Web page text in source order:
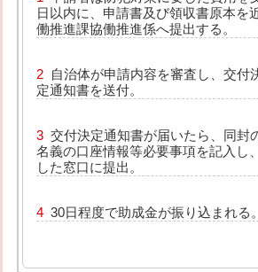
日以内に、申請書及び領収書原本を
働推進課協働推進係へ提出する。
自治体が申請内容を審査し、交付
定通知書を送付。
交付決定通知書が届いたら、同封
名義の口座情報等必要事項を記入し
した窓口に提出。
30日程度で助成金が振り込まれる。